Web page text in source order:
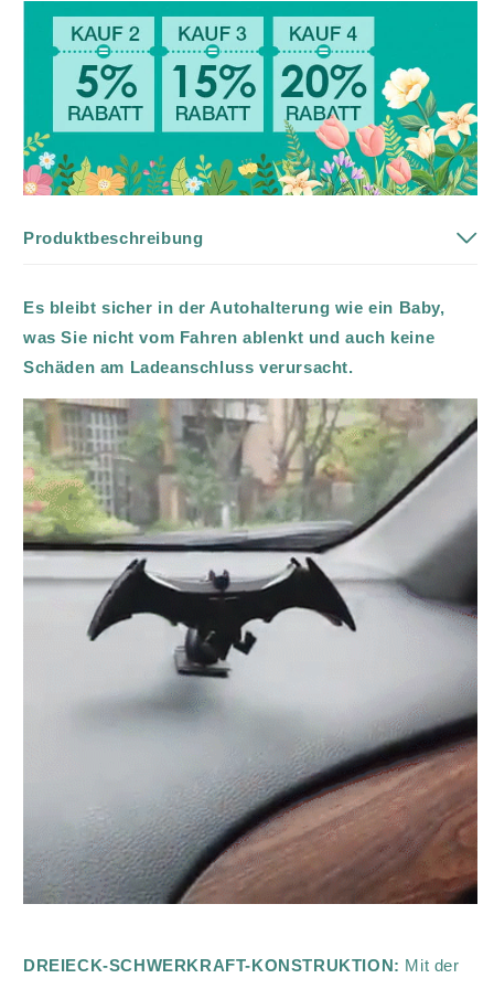
Produktbeschreibung
Es bleibt sicher in der Autohalterung wie ein Baby,
was Sie nicht vom Fahren ablenkt und auch keine
Schäden am Ladeanschluss verursacht.
DREIECK-SCHWERKRAFT-KONSTRUKTION: Mit der